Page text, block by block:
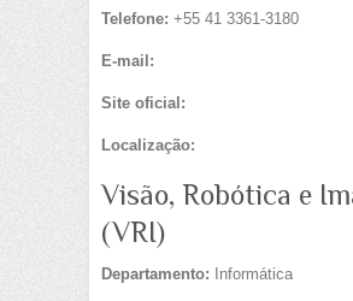
Telefone: +55 41 3361-3180
E-mail:
Site oficial:
Localização:
Visão, Robótica e
(VRI)
Departamento: Informática